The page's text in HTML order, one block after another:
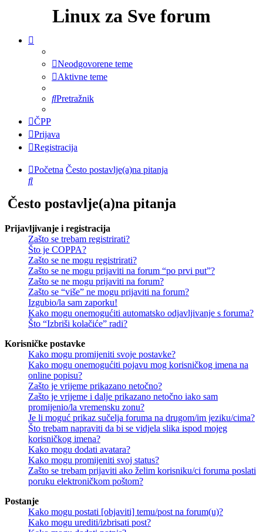
Linux za Sve forum
Neodgovorene teme
Aktivne teme
Pretražnik
ČPP
Prijava
Registracija
Početna Često postavlje(a)na pitanja
Pretražnik
Često postavlje(a)na pitanja
Prijavljivanje i registracija
Zašto se trebam registrirati?
Što je COPPA?
Zašto se ne mogu registrirati?
Zašto se ne mogu prijaviti na forum “po prvi put”?
Zašto se ne mogu prijaviti na forum?
Zašto se “više” ne mogu prijaviti na forum?
Izgubio/la sam zaporku!
Kako mogu onemogućiti automatsko odjavljivanje s foruma?
Što “Izbriši kolačiće” radi?
Korisničke postavke
Kako mogu promijeniti svoje postavke?
Kako mogu onemogućiti pojavu mog korisničkog imena na
online popisu?
Zašto je vrijeme prikazano netočno?
Zašto je vrijeme i dalje prikazano netočno iako sam
promijenio/la vremensku zonu?
Je li moguć prikaz sučelja foruma na drugom/im jeziku/cima?
Što trebam napraviti da bi se vidjela slika ispod mojeg
korisničkog imena?
Kako mogu dodati avatara?
Kako mogu promijeniti svoj status?
Zašto se trebam prijaviti ako želim korisniku/ci foruma poslati
poruku elektroničkom poštom?
Postanje
Kako mogu postati [objaviti] temu/post na forum(u)?
Kako mogu urediti/izbrisati post?